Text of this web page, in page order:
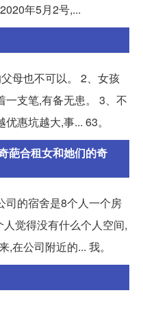
年5月2号,...
母也不可以。 2、女孩
一支笔,有备无患。 3、不
惠坑越大,事... 63。
葩合租女和她们的奇
司的宿舍是8个人一个房
觉得没有什么个人空间,
在公司附近的... 我。